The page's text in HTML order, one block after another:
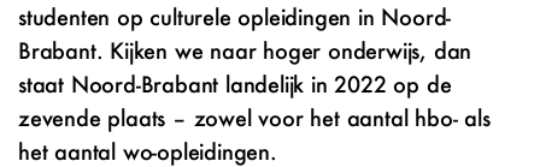
studenten op culturele opleidingen in Noord-
Brabant. Kijken we naar hoger onderwijs, dan
staat Noord-Brabant landelijk in 2022 op de
zevende plaats – zowel voor het aantal hbo- als
het aantal wo-opleidingen.